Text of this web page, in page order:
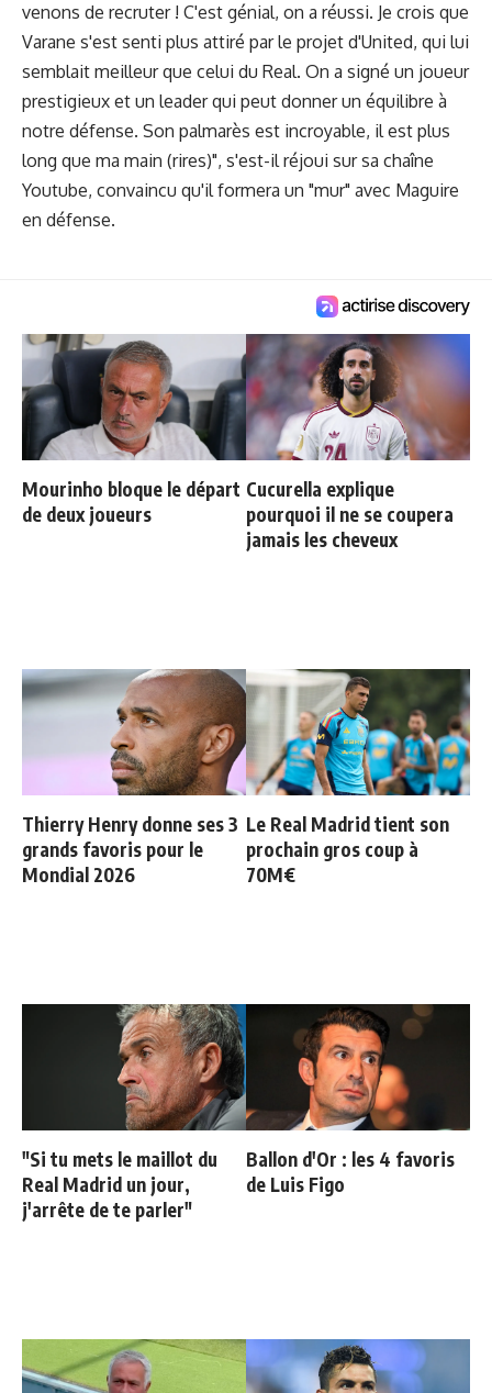
venons de recruter ! C'est génial, on a réussi. Je crois que
Varane s'est senti plus attiré par le projet d'United, qui lui
semblait meilleur que celui du Real. On a signé un joueur
prestigieux et un leader qui peut donner un équilibre à
notre défense. Son palmarès est incroyable, il est plus
long que ma main (rires)", s'est-il réjoui sur sa chaîne
Youtube, convaincu qu'il formera un "mur" avec Maguire
en défense.
Mourinho bloque le départ
de deux joueurs
Cucurella explique
pourquoi il ne se coupera
jamais les cheveux
Thierry Henry donne ses 3
grands favoris pour le
Mondial 2026
Le Real Madrid tient son
prochain gros coup à
70M€
"Si tu mets le maillot du
Real Madrid un jour,
j'arrête de te parler"
Ballon d'Or : les 4 favoris
de Luis Figo